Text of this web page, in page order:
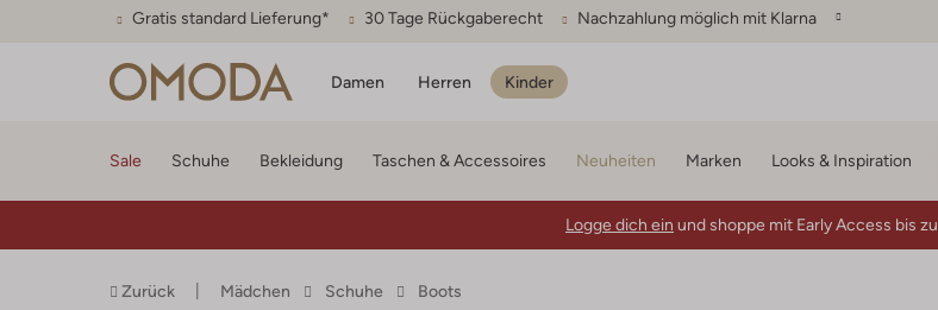
Gratis standard Lieferung* 30 Tage Rückgaberecht Nachzahlung möglich mit Klarna
Damen Herren Kinder
Sale Schuhe Bekleidung Taschen & Accessoires Neuheiten Marken Looks & Inspiration
Logge dich ein und shoppe mit Early Access bis zu
Zurück Mädchen Schuhe Boots